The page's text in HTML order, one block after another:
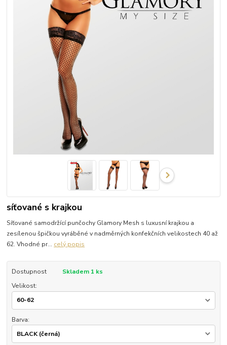
síťované s krajkou
Síťované samodržící punčochy Glamory Mesh s luxusní krajkou a
zesílenou špičkou vyráběné v nadměrných konfekčních velikostech 40 až
62. Vhodné pr... celý popis
Dostupnost
Skladem 1 ks
Velikost:
Barva: